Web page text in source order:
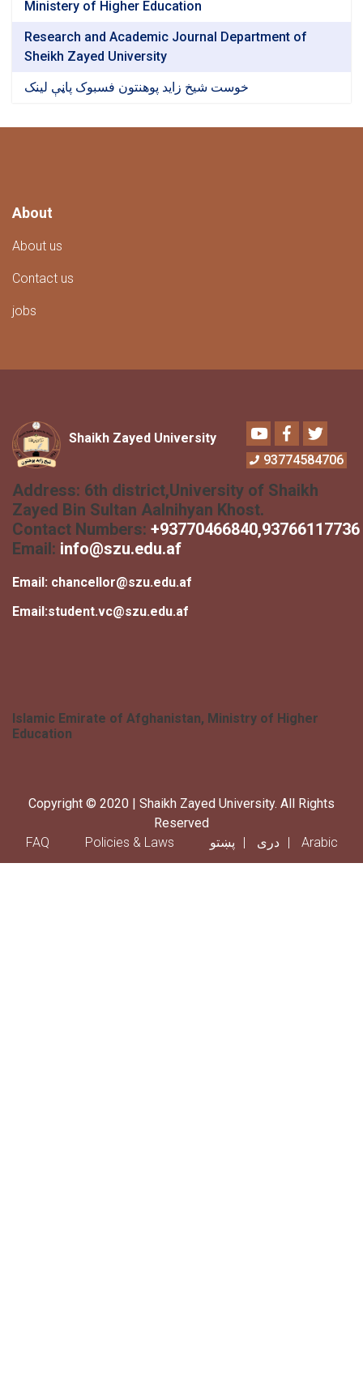
Ministery of Higher Education
Research and Academic Journal Department of
Sheikh Zayed University
خوست شیخ زاید پوهنتون فسبوک پاڼې لینک
About
About us
Contact us
jobs
Shaikh Zayed University
YoutubeFacebook
Twitter
93774584706
Address: 6th district,University of Shaikh
Zayed Bin Sultan Aalnihyan Khost.
Contact Numbers: +93770466840,93766117736
Email: info@szu.edu.af
Email: chancellor@szu.edu.af
Email:student.vc@szu.edu.af
Islamic Emirate of Afghanistan, Ministry of Higher
Education
Copyright © 2020 | Shaikh Zayed University. All Rights
Reserved
Footer menu
FAQ Policies & Laws پښتو دری Arabic